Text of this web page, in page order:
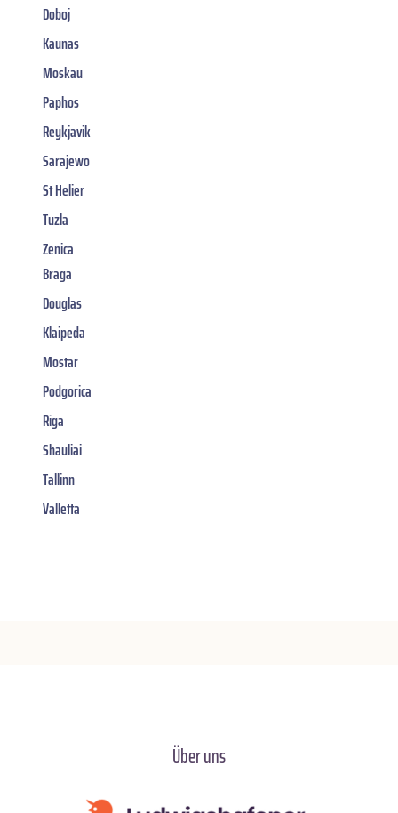
Doboj
Kaunas
Moskau
Paphos
Reykjavik
Sarajewo
St Helier
Tuzla
Zenica
Braga
Douglas
Klaipeda
Mostar
Podgorica
Riga
Shauliai
Tallinn
Valletta
Über uns